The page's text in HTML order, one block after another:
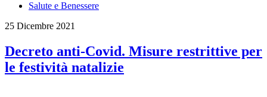
Salute e Benessere
25 Dicembre 2021
Decreto anti-Covid. Misure restrittive per
le festività natalizie